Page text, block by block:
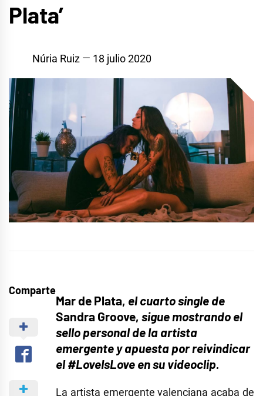
Plata’
Núria Ruiz 18 julio 2020
Comparte
Mar de Plata, el cuarto single de
Sandra Groove, sigue mostrando el
sello personal de la artista
emergente y apuesta por reivindicar
el #LoveIsLove en su videoclip.
La artista emergente valenciana acaba de